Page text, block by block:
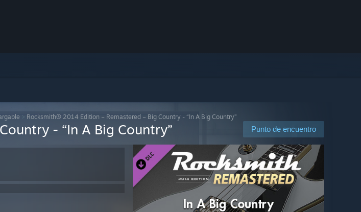
> Rocksmith® 2014 Edition – Remastered – Big Country - “In A Big Country”
Punto de encuentro
- “In A Big Country”